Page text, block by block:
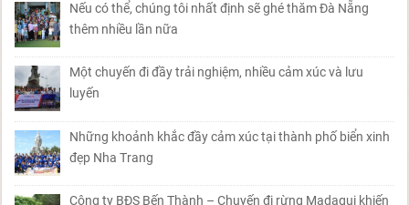
Nếu có thể, chúng tôi nhất định sẽ ghé thăm Đà Nẵng
thêm nhiều lần nữa
Một chuyến đi đầy trải nghiệm, nhiều cảm xúc và lưu
luyến
Những khoảnh khắc đầy cảm xúc tại thành phố biển xinh
đẹp Nha Trang
Công ty BĐS Bến Thành – Chuyến đi rừng Madagui khiến